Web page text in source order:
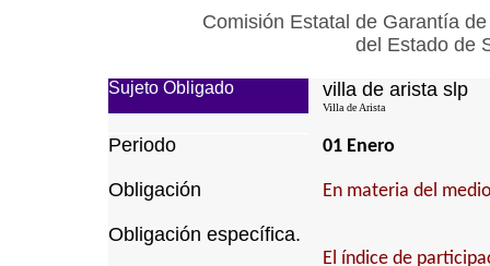
Comisión Estatal de Garantía
del Estado de
Sujeto Obligado villa de arista slp
Villa de Arista
Periodo 01 Enero
Obligación En materia del
Obligación específica.
El índice de